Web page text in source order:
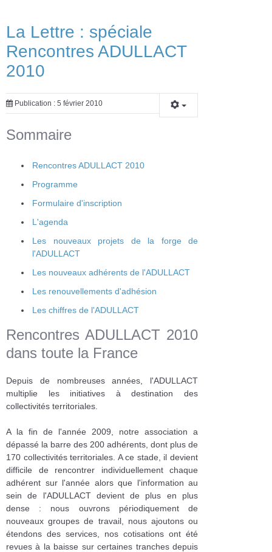
La Lettre : spéciale
Rencontres ADULLACT
2010
Publication : 5 février 2010
Sommaire
Rencontres ADULLACT 2010
Programme
Formulaire d'inscription
L'agenda
Les nouveaux projets de la forge de
l'ADULLACT
Les nouveaux adhérents de l'ADULLACT
Les renouvellements d'adhésion
Les chiffres de l'ADULLACT
Rencontres ADULLACT 2010
dans toute la France
Depuis de nombreuses années, l'ADULLACT
multiplie les initiatives à destination des
collectivités territoriales.
A la fin de l'année 2009, notre association a
dépassé la barre des 200 adhérents, dont plus de
170 collectivités territoriales. A ce stade, il devient
difficile de rencontrer individuellement chaque
adhérent sur l'année alors que l'information au
sein de l'ADULLACT devient de plus en plus
dense : nous ouvrons périodiquement de
nouveaux groupes de travail, nous ajoutons ou
étendons des services, nos cotisations ont été
revues à la baisse sur certaines tranches depuis